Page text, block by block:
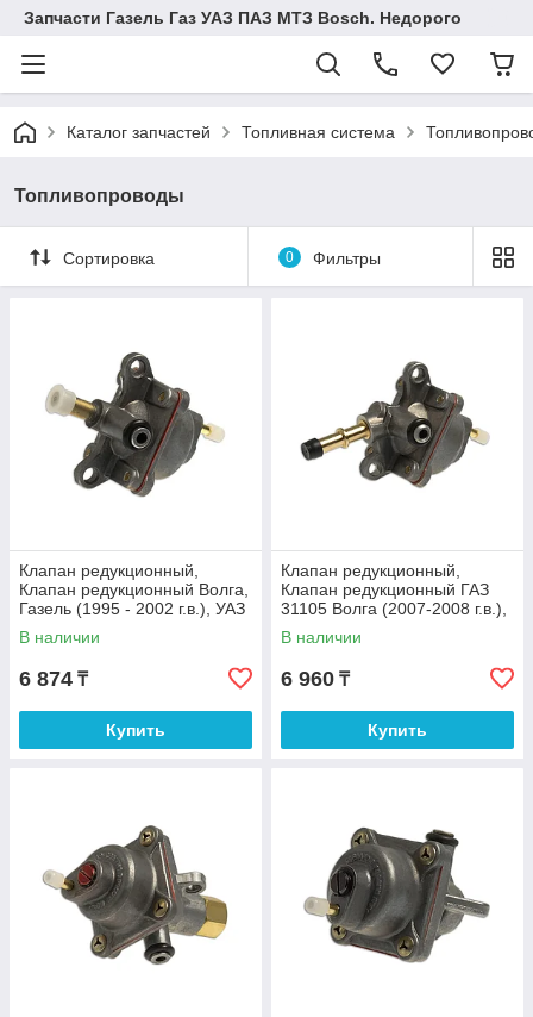
Запчасти Газель Газ УАЗ ПАЗ МТЗ Bosch. Недорого
Каталог запчастей Топливная система
Топливопроводы
Сортировка 0 Фильтры
Клапан редукционный,
Клапан редукционный Волга,
Газель (1995 - 2002 г.в.), УАЗ
(2002 - 1,2 кварт. 2005 г.в.)
В наличии
6 874 ₸
Купить
Клапан редукционный,
Клапан редукционный ГАЗ
31105 Волга (2007-2008 г.в.),
Газель, Соболь (2007-2008
г.в.)
В наличии
6 960 ₸
Купить